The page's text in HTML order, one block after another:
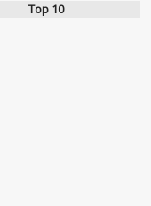
Top 10